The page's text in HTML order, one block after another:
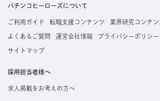
た内容はすぐに直接事業所に届くためスムーズに転職・復職できま
パチンコヒーローズについて
ご利用ガイド 転職支援コンテンツ 業界研究コンテン
よくあるご質問 運営会社情報 プライバシーポリシー
サイトマップ
採用担当者様へ
求人掲載をお考えの方へ